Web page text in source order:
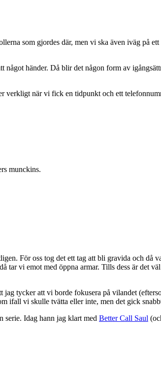
som gjordes där, men vi ska även iväg på
händer. Då blir det någon form av
verkligt när vi fick en tidpunkt och ett
munckins.
För oss tog det ett tag att bli gravida och då
vi emot med öppna armar. Tills dess är det
tycker att vi borde fokusera på vilandet
ifall vi skulle tvätta eller inte, men det gick
serie. Idag hann jag klart med Better Call Saul